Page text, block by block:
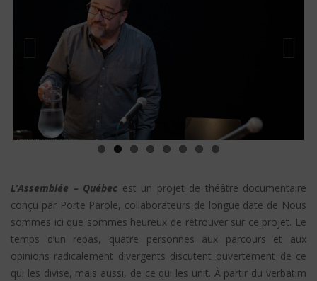
Previous
L’Assemblée – Québec est un projet de théâtre documentaire
conçu par Porte Parole, collaborateurs de longue date de Nous
sommes ici que sommes heureux de retrouver sur ce projet. Le
temps d’un repas, quatre personnes aux parcours et aux
opinions radicalement divergents discutent ouvertement de ce
qui les divise, mais aussi, de ce qui les unit. À partir du verbatim